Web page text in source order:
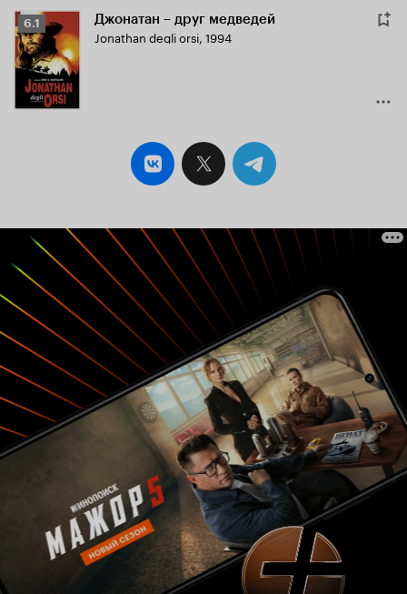
Рейтинг
Кинопоиска
6.1
6.1 Джонатан – друг медведей
Jonathan degli orsi, 1994